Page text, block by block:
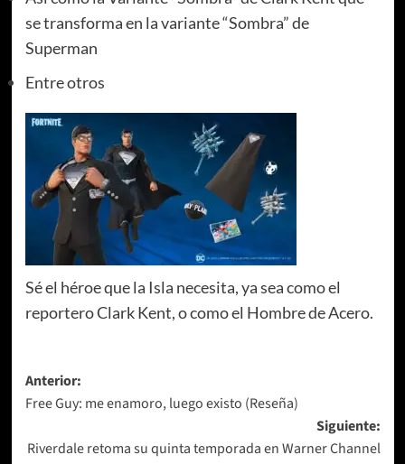
se transforma en la variante “Sombra” de
Superman
Entre otros
Sé el héroe que la Isla necesita, ya sea como el
reportero Clark Kent, o como el Hombre de Acero.
Navegación
de
entradas
Anterior:
Free Guy: me enamoro, luego existo (Reseña)
Siguiente:
Riverdale retoma su quinta temporada en Warner Channel